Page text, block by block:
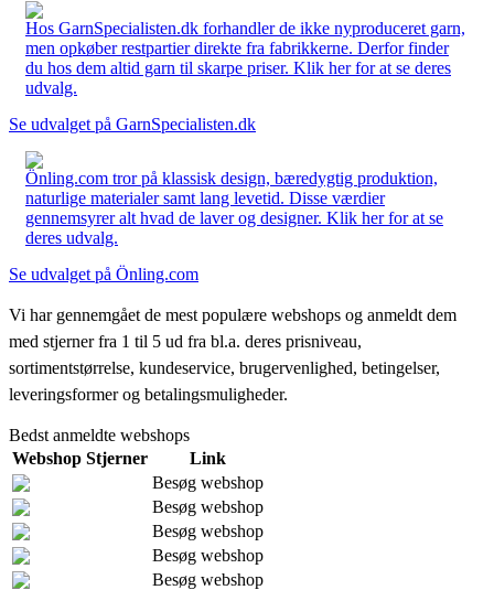
Hos GarnSpecialisten.dk forhandler de ikke nyproduceret garn,
men opkøber restpartier direkte fra fabrikkerne. Derfor finder
du hos dem altid garn til skarpe priser. Klik her for at se deres
udvalg.
Se udvalget på GarnSpecialisten.dk
Önling.com tror på klassisk design, bæredygtig produktion,
naturlige materialer samt lang levetid. Disse værdier
gennemsyrer alt hvad de laver og designer. Klik her for at se
deres udvalg.
Se udvalget på Önling.com
Vi har gennemgået de mest populære webshops og anmeldt dem
med stjerner fra 1 til 5 ud fra bl.a. deres prisniveau,
sortimentstørrelse, kundeservice, brugervenlighed, betingelser,
leveringsformer og betalingsmuligheder.
Bedst anmeldte webshops
Webshop Stjerner
Link
Besøg webshop
Besøg webshop
Besøg webshop
Besøg webshop
Besøg webshop